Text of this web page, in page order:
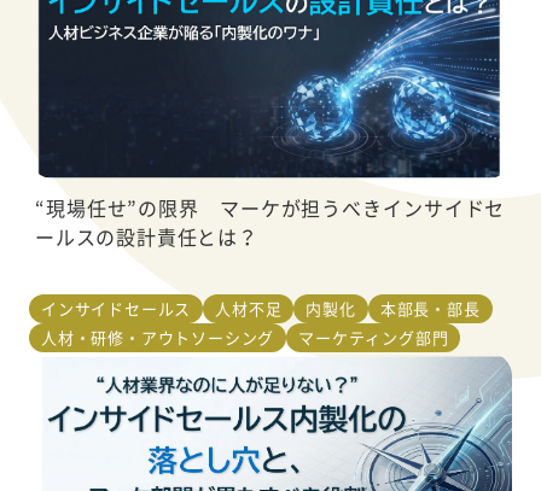
“現場任せ”の限界 マーケが担うべきインサイドセ
ールスの設計責任とは？
インサイドセールス 人材不足 内製化
本部長・部長
人材・研修・アウトソーシング
マーケティング部門